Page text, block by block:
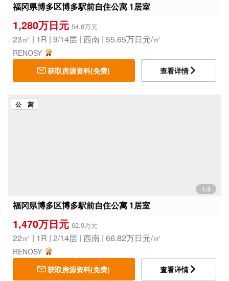
福冈県博多区博多駅前自住公寓 1居室
1,280万日元 54.8万元
23㎡ | 1R | 9/14层 | 西南 | 55.65万日元/㎡
RENOSY
获取房源资料(免费)
查看详情
公 寓
1/4
福冈県博多区博多駅前自住公寓 1居室
1,470万日元 62.9万元
22㎡ | 1R | 2/14层 | 西南 | 66.82万日元/㎡
RENOSY
获取房源资料(免费)
查看详情